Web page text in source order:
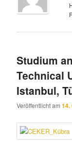
Studium
Technical
Istanbul,
Veröffentlicht am14.